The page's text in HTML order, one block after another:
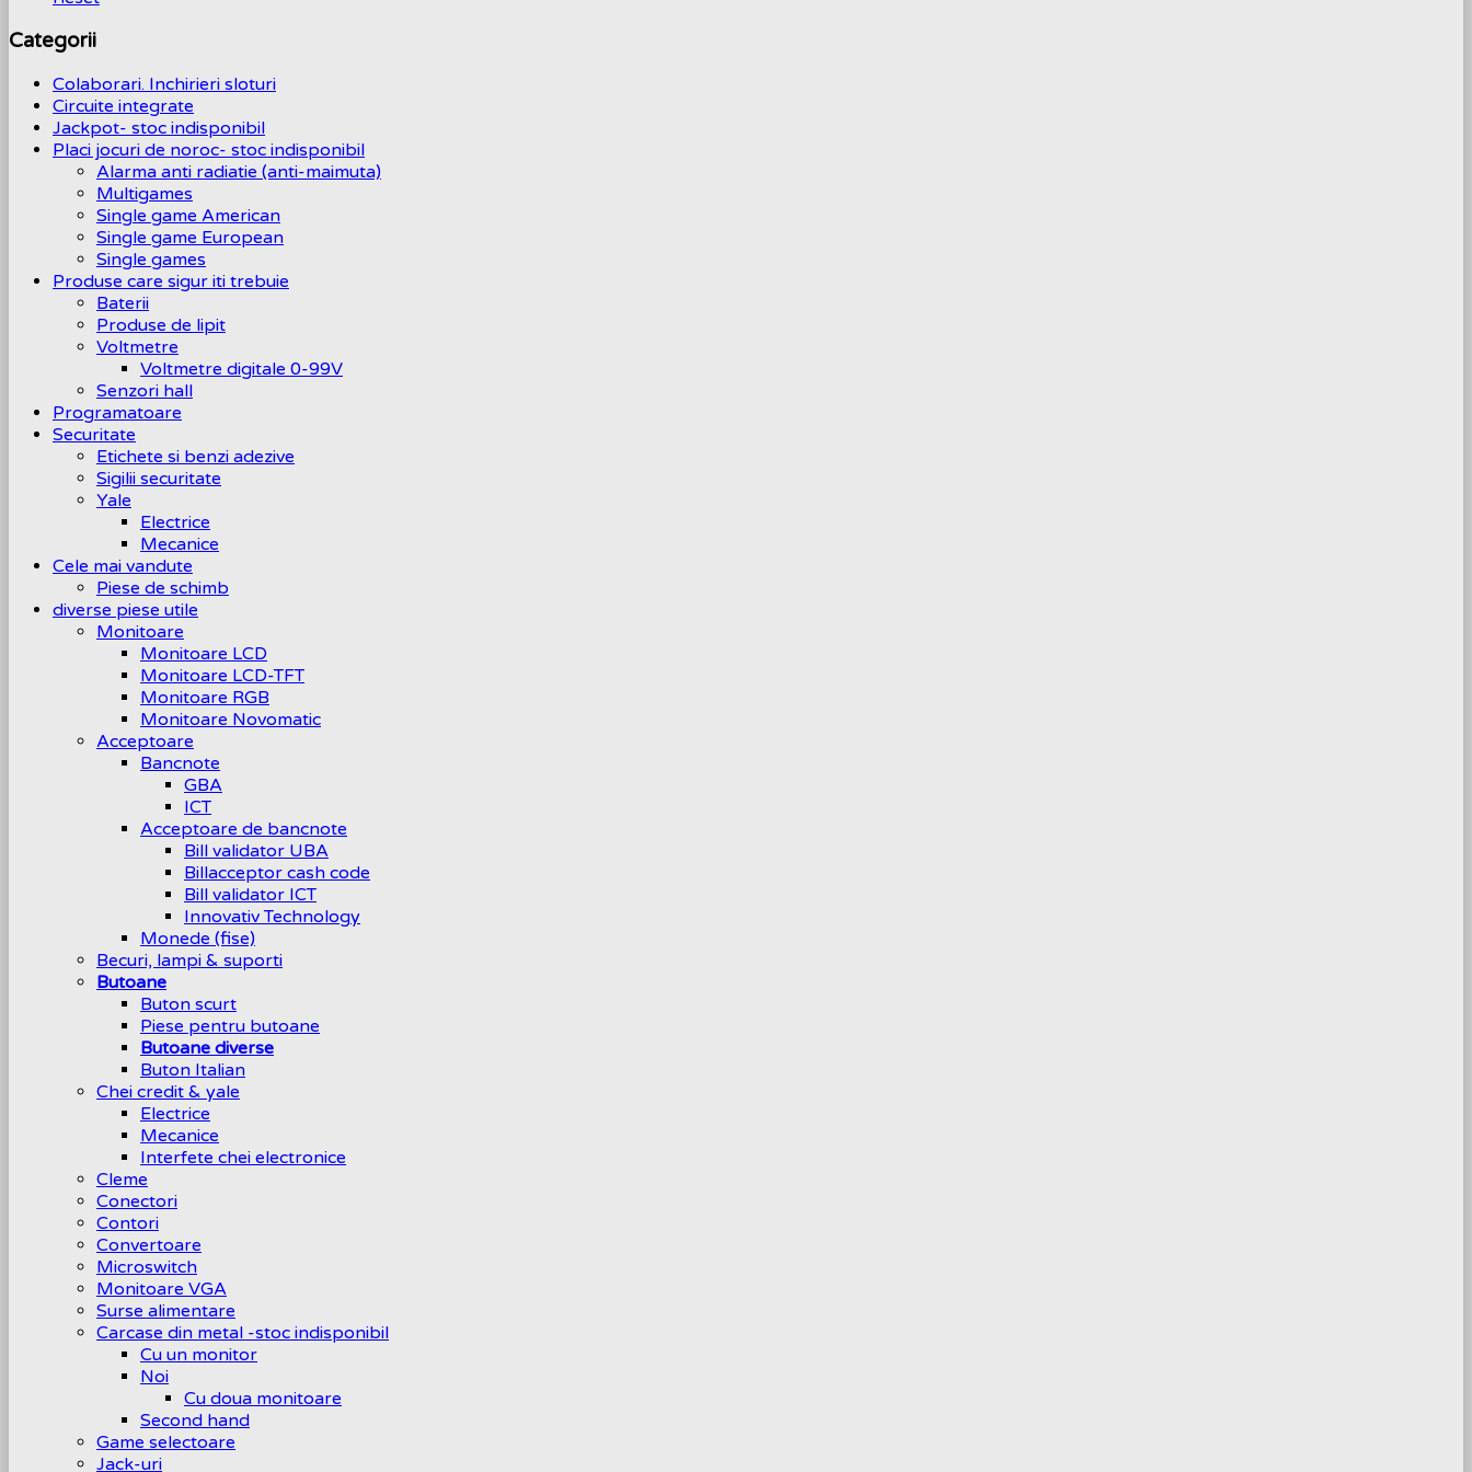
Categorii
Colaborari. Inchirieri sloturi
Circuite integrate
Jackpot- stoc indisponibil
Placi jocuri de noroc- stoc indisponibil
Alarma anti radiatie (anti-maimuta)
Multigames
Single game American
Single game European
Single games
Produse care sigur iti trebuie
Baterii
Produse de lipit
Voltmetre
Voltmetre digitale 0-99V
Senzori hall
Programatoare
Securitate
Etichete si benzi adezive
Sigilii securitate
Yale
Electrice
Mecanice
Cele mai vandute
Piese de schimb
diverse piese utile
Monitoare
Monitoare LCD
Monitoare LCD-TFT
Monitoare RGB
Monitoare Novomatic
Acceptoare
Bancnote
GBA
ICT
Acceptoare de bancnote
Bill validator UBA
Billacceptor cash code
Bill validator ICT
Innovativ Technology
Monede (fise)
Becuri, lampi & suporti
Butoane
Buton scurt
Piese pentru butoane
Butoane diverse
Buton Italian
Chei credit & yale
Electrice
Mecanice
Interfete chei electronice
Cleme
Conectori
Contori
Convertoare
Microswitch
Monitoare VGA
Surse alimentare
Carcase din metal -stoc indisponibil
Cu un monitor
Noi
Cu doua monitoare
Second hand
Game selectoare
Jack-uri